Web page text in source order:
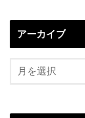
アーカイブ